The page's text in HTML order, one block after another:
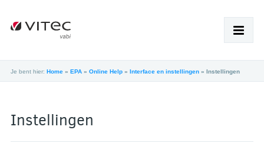
HOME
Je bent hier: Home» EPA» Online Help» Interface en instellingen» Instellingen
Instellingen